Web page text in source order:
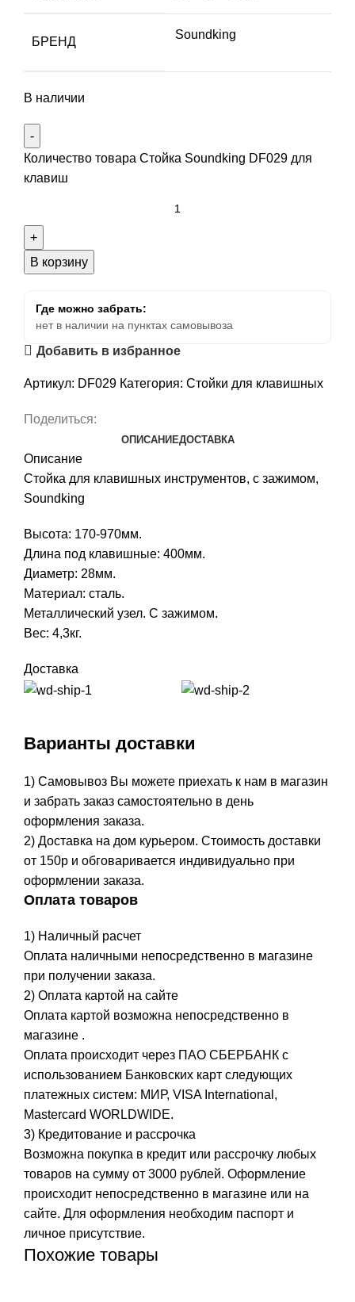
БРЕНД
Soundking
В наличии
Количество товара Стойка Soundking DF029 для
клавиш
В корзину
Где можно забрать:
нет в наличии на пунктах самовывоза
Добавить в избранное
Артикул: DF029 Категория: Стойки для клавишных
Поделиться:
ОПИСАНИЕДОСТАВКА
Описание
Стойка для клавишных инструментов, с зажимом,
Soundking
Высота: 170-970мм.
Длина под клавишные: 400мм.
Диаметр: 28мм.
Материал: сталь.
Металлический узел. С зажимом.
Вес: 4,3кг.
Доставка
Варианты доставки
1) Самовывоз Вы можете приехать к нам в магазин
и забрать заказ самостоятельно в день
оформления заказа.
2) Доставка на дом курьером. Стоимость доставки
от 150р и обговаривается индивидуально при
оформлении заказа.
Оплата товаров
1) Наличный расчет
Оплата наличными непосредственно в магазине
при получении заказа.
2) Оплата картой на сайте
Оплата картой возможна непосредственно в
магазине .
Оплата происходит через ПАО СБЕРБАНК с
использованием Банковских карт следующих
платежных систем: МИР, VISA International,
Mastercard WORLDWIDE.
3) Кредитование и рассрочка
Возможна покупка в кредит или рассрочку любых
товаров на сумму от 3000 рублей. Оформление
происходит непосредственно в магазине или на
сайте. Для оформления необходим паспорт и
личное присутствие.
Похожие товары